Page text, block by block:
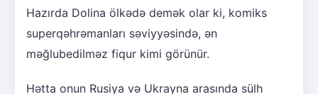
Hazırda Dolina ölkədə demək olar ki, komiks
superqəhrəmanları səviyyəsində, ən
məğlubedilməz fiqur kimi görünür.
Hətta onun Rusiya və Ukrayna arasında sülh